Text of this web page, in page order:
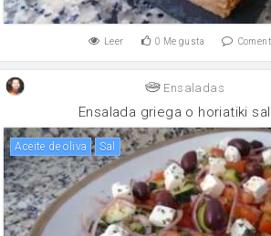
Leer 0 Me gusta
Ensaladas
Ensalada griega o horiatiki
aceite de oliva sal